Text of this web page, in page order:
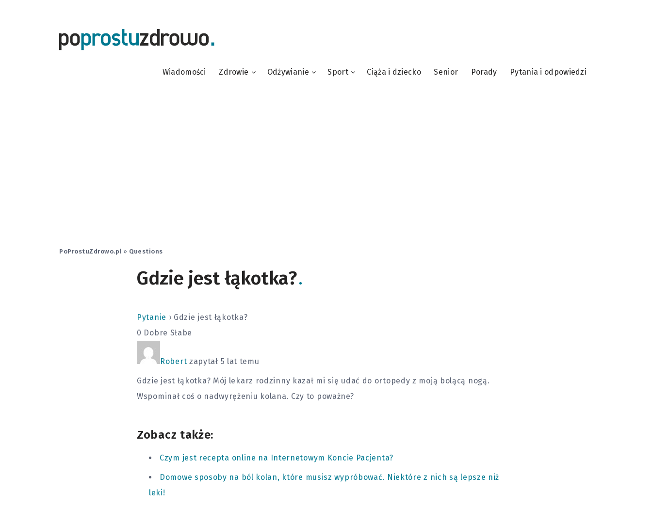
Wiadomości Zdrowie Odżywianie Sport Ciąża i dziecko Senior Porady Pytania i odpowiedzi
PoProstuZdrowo.pl » Questions
Gdzie jest łąkotka?
Pytanie › Gdzie jest łąkotka?
0 Dobre Słabe
Robert zapytał 5 lat temu
Gdzie jest łąkotka? Mój lekarz rodzinny kazał mi się udać do ortopedy z moją bolącą nogą.
Wspominał coś o nadwyrężeniu kolana. Czy to poważne?
Zobacz także:
Czym jest recepta online na Internetowym Koncie Pacjenta?
Domowe sposoby na ból kolan, które musisz wypróbować. Niektóre z nich są lepsze niż
leki!